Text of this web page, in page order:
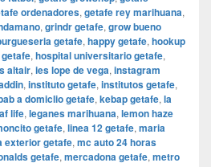
ordenadores, getafe rey marihuana,
, grindr getafe, grow bueno
getafe, happy getafe, hookup
, hospital universitario getafe,
altair, ies lope de vega, instagram
, instituto getafe, institutos getafe,
a domiclio getafe, kebap getafe, la
life, leganes marihuana, lemon haze
getafe, linea 12 getafe, maria
exterior getafe, mc auto 24 horas
getafe, mercadona getafe, metro